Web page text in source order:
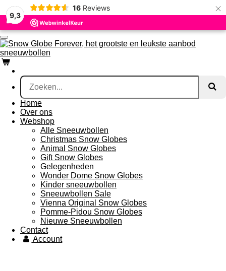
9,3
16 Reviews ×
Ga
direct
naar
de
hoofdinhoud
Home
Over ons
Webshop
Alle Sneeuwbollen
Christmas Snow Globes
Animal Snow Globes
Gift Snow Globes
Gelegenheden
Wonder Dome Snow Globes
Kinder sneeuwbollen
Sneeuwbollen Sale
Vienna Original Snow Globes
Pomme-Pidou Snow Globes
Nieuwe Sneeuwbollen
Contact
Account